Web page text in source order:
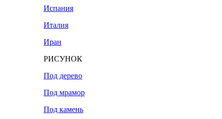
Испания
Италия
Иран
РИСУНОК
Под дерево
Под мрамор
Под камень